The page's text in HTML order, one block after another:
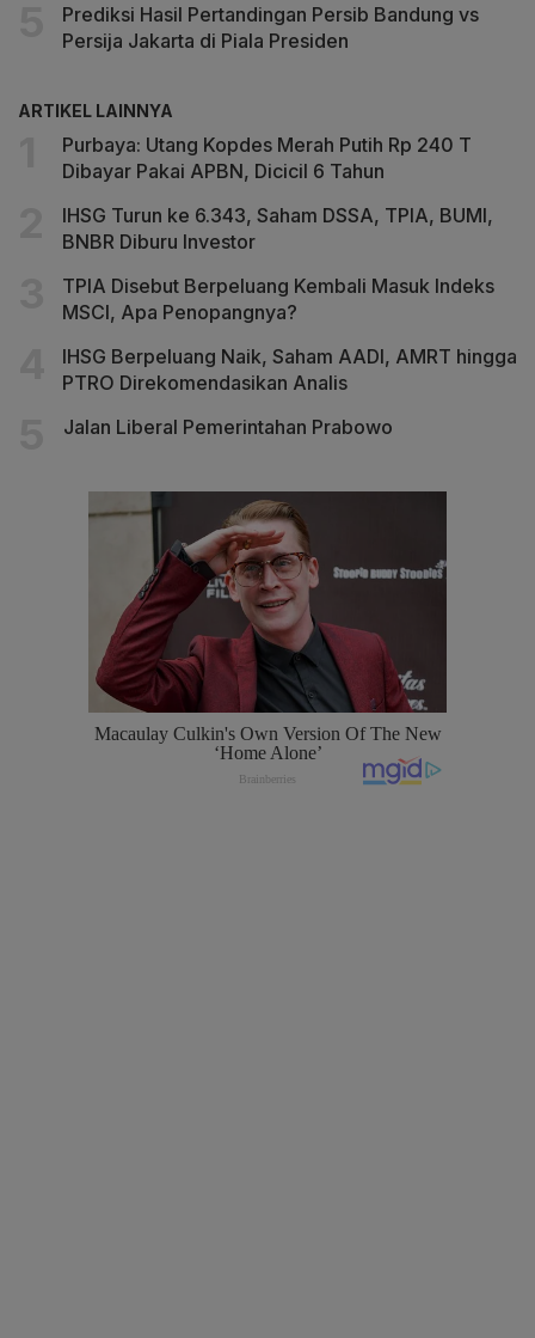
Prediksi Hasil Pertandingan Persib Bandung vs
Persija Jakarta di Piala Presiden
ARTIKEL LAINNYA
Purbaya: Utang Kopdes Merah Putih Rp 240 T
Dibayar Pakai APBN, Dicicil 6 Tahun
IHSG Turun ke 6.343, Saham DSSA, TPIA, BUMI,
BNBR Diburu Investor
TPIA Disebut Berpeluang Kembali Masuk Indeks
MSCI, Apa Penopangnya?
IHSG Berpeluang Naik, Saham AADI, AMRT hingga
PTRO Direkomendasikan Analis
Jalan Liberal Pemerintahan Prabowo